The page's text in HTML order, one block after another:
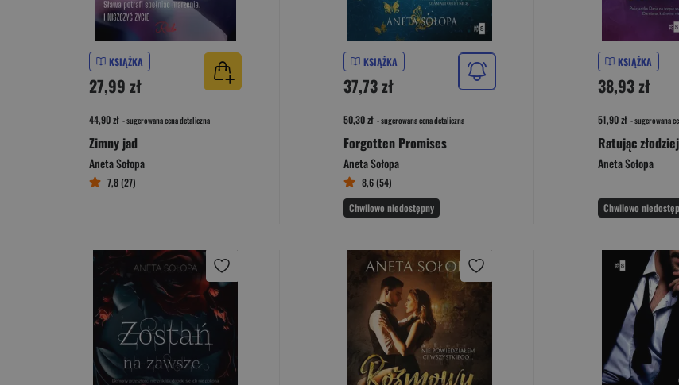
KSIĄŻKA
27,99 zł
44,90 zł - sugerowana cena detaliczna
Zimny jad
Aneta Sołopa
7,8 (27)
KSIĄŻKA
37,73 zł
50,30 zł - sugerowana cena detaliczna
Forgotten Promises
Aneta Sołopa
8,6 (54)
Chwilowo niedostępny
KSIĄŻKA
38,93 zł
51,90 zł - sugerowana
Aneta Sołopa
Chwilowo